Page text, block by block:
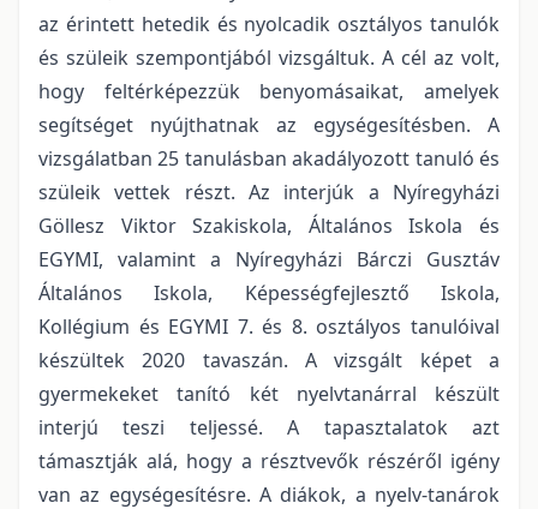
az érintett hetedik és nyolcadik osztályos tanulók
és szüleik szempontjából vizsgáltuk. A cél az volt,
hogy feltérképezzük benyomásaikat, amelyek
segítséget nyújthatnak az egységesítésben. A
vizsgálatban 25 tanulásban akadályozott tanuló és
szüleik vettek részt. Az interjúk a Nyíregyházi
Göllesz Viktor Szakiskola, Általános Iskola és
EGYMI, valamint a Nyíregyházi Bárczi Gusztáv
Általános Iskola, Képességfejlesztő Iskola,
Kollégium és EGYMI 7. és 8. osztályos tanulóival
készültek 2020 tavaszán. A vizsgált képet a
gyermekeket tanító két nyelvtanárral készült
interjú teszi teljessé. A tapasztalatok azt
támasztják alá, hogy a résztvevők részéről igény
van az egységesítésre. A diákok, a nyelv-tanárok